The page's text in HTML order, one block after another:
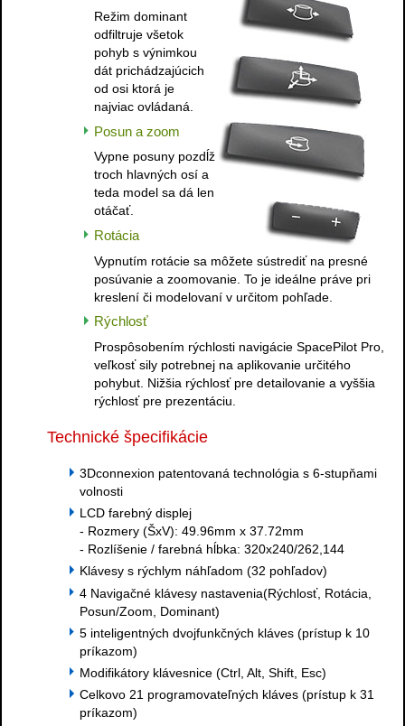
Režim dominant
odfiltruje všetok
pohyb s výnimkou
dát prichádzajúcich
od osi ktorá je
najviac ovládaná.
Posun a zoom
Vypne posuny pozdĺž
troch hlavných osí a
teda model sa dá len
otáčať.
Rotácia
Vypnutím rotácie sa môžete sústrediť na presné
posúvanie a zoomovanie. To je ideálne práve pri
kreslení či modelovaní v určitom pohľade.
Rýchlosť
Prospôsobením rýchlosti navigácie SpacePilot Pro,
veľkosť sily potrebnej na aplikovanie určitého
pohybut. Nižšia rýchlosť pre detailovanie a vyššia
rýchlosť pre prezentáciu.
Technické špecifikácie
3Dconnexion patentovaná technológia s 6-stupňami
volnosti
LCD farebný displej
- Rozmery (ŠxV): 49.96mm x 37.72mm
- Rozlíšenie / farebná hĺbka: 320x240/262,144
Klávesy s rýchlym náhľadom (32 pohľadov)
4 Navigačné klávesy nastavenia(Rýchlosť, Rotácia,
Posun/Zoom, Dominant)
5 inteligentných dvojfunkčných kláves (prístup k 10
príkazom)
Modifikátory klávesnice (Ctrl, Alt, Shift, Esc)
Celkovo 21 programovateľných kláves (prístup k 31
príkazom)